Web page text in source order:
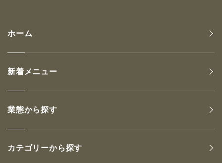
ホーム
新着メニュー
業態から探す
カテゴリーから探す